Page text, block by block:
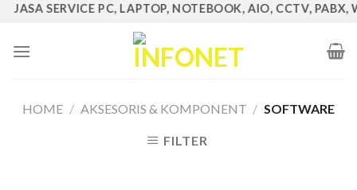
Skip
content
JASA SERVICE PC, LAPTOP, NOTEBOOK, AIO, CCTV,
HOME / AKSESORIS & KOMPONENT / SOFTWARE
FILTER